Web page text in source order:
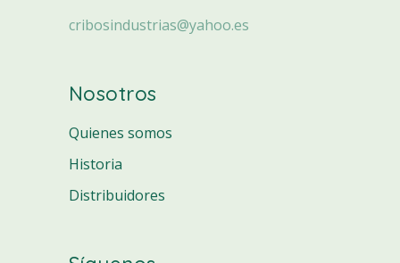
cribosindustrias@yahoo.es
Nosotros
Quienes somos
Historia
Distribuidores